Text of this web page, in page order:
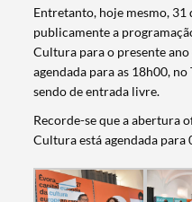
Termo de Pesquisa
Categorias gerais
Entretanto, hoje mesmo, 31
publicamente a
Cultura para o presente ano
agendada para as 18h00,
sendo de entrada livre.
Recorde-se que a abertura
Cultura está agendada